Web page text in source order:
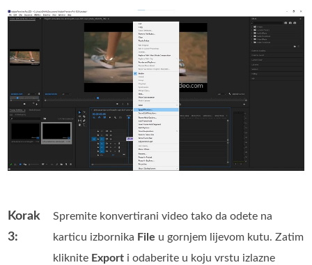
Korak
3:
Spremite konvertirani video tako da odete na
karticu izbornika File u gornjem lijevom kutu. Zatim
kliknite Export i odaberite u koju vrstu izlazne